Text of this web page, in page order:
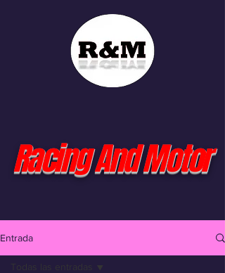
Racing And Motor
Entrada
Todas las entradas